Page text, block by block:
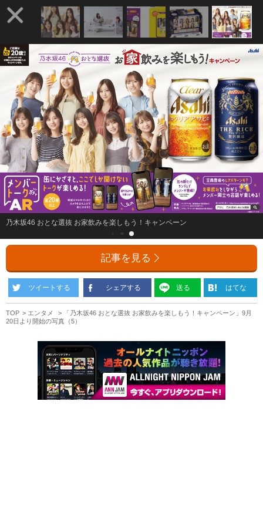
乃木坂46 おとな選抜 お家飲みを楽しもう！キャンペーン
記事を見る
ツイートする シェアする 送る はてな
TOP エンタメ
「乃木坂46 おとな選抜 お家飲みを楽しもう！キャンペーン」9月
20日より開始の写真（5）